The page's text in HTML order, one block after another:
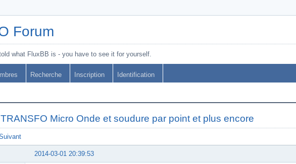
Forum
what FluxBB is - you have to see it for yourself.
Recherche Inscription Identification
TRANSFO Micro Onde et soudure par point et plus encore
2014-03-01 20:39:53